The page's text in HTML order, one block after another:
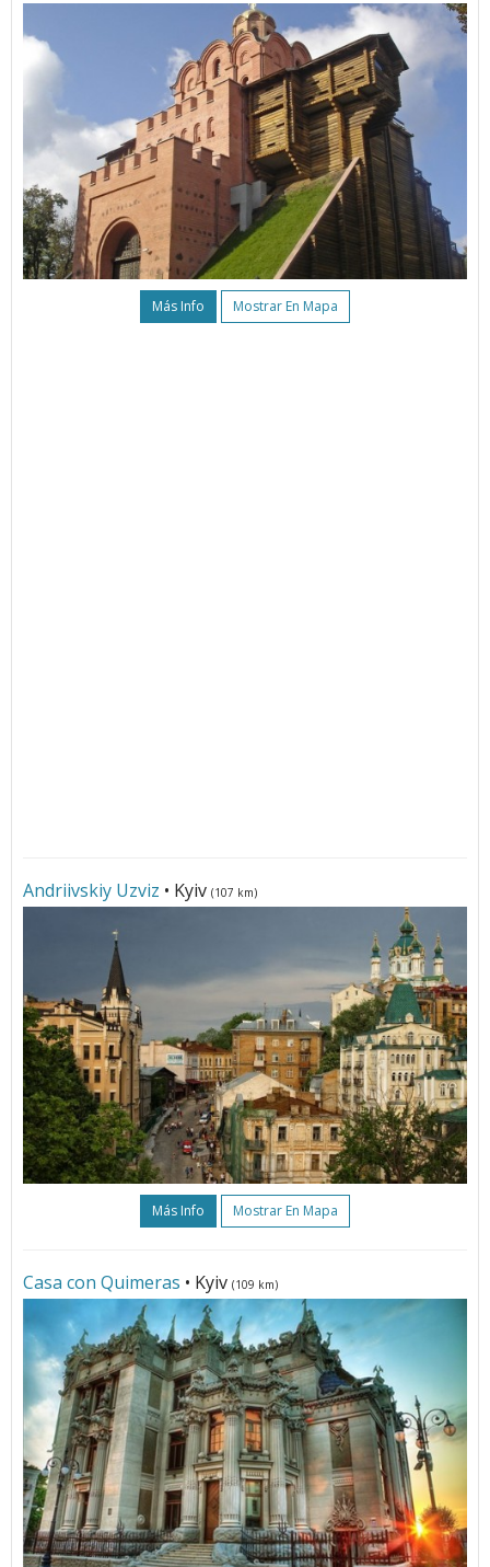
Más Info Mostrar En Mapa
Andriivskiy Uzviz • Kyiv (107 km)
Más Info Mostrar En Mapa
Casa con Quimeras • Kyiv (109 km)